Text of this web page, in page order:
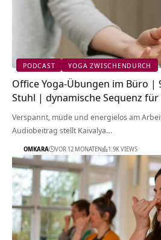
PODCAST YOGA ZWISCHENDURCH
Office Yoga-Übungen im Büro |
Stuhl | dynamische Sequenz
Verspannt, müde und energielos am
Audiobeitrag stellt Kaivalya…
OMKARA VOR 12 MONATEN 1.9K VIEWS